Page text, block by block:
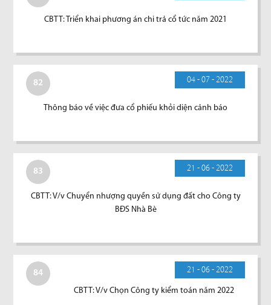
CBTT: Triển khai phương án chi trả cổ tức năm 2021
82 04 - 07 - 2022
Thông báo về việc đưa cổ phiếu khỏi diện cảnh báo
83 21 - 06 - 2022
CBTT: V/v Chuyển nhượng quyền sử dụng đất cho Công ty
BĐS Nhà Bè
84 21 - 06 - 2022
CBTT: V/v Chọn Công ty kiểm toán năm 2022